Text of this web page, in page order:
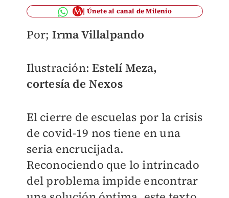
Únete al canal de Milenio
Por; Irma Villalpando
Ilustración:Estelí Meza,
cortesía de Nexos
El cierre de escuelas por la crisis
de covid-19 nos tiene en una
seria encrucijada.
Reconociendo que lo intrincado
del problema impide encontrar